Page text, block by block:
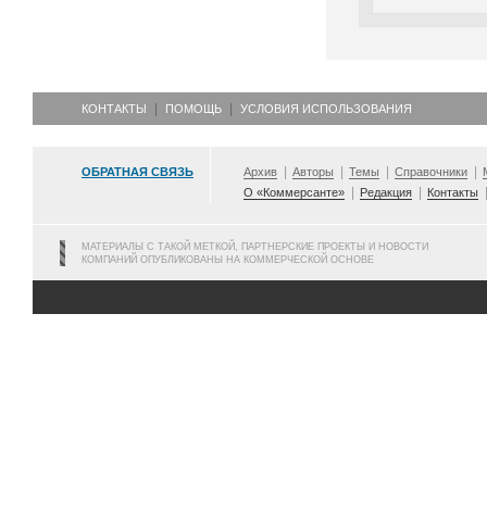
КОНТАКТЫ ПОМОЩЬ УСЛОВИЯ ИСПОЛЬЗОВАНИЯ
ОБРАТНАЯ СВЯЗЬ Архив Авторы Темы Справочники
О «Коммерсанте»
Редакция Контакты
МАТЕРИАЛЫ С ТАКОЙ МЕТКОЙ, ПАРТНЕРСКИЕ ПРОЕКТЫ И НОВОСТИ
КОМПАНИЙ ОПУБЛИКОВАНЫ НА КОММЕРЧЕСКОЙ ОСНОВЕ